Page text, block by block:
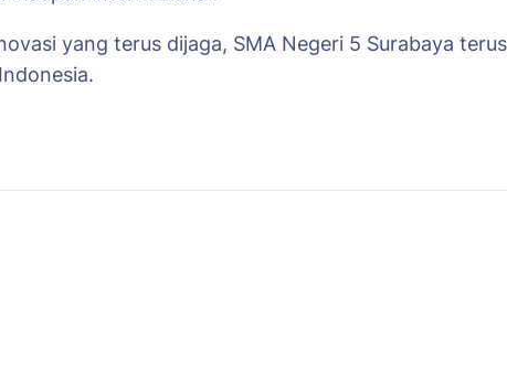
yang terus dijaga, SMA Negeri 5 Surabaya